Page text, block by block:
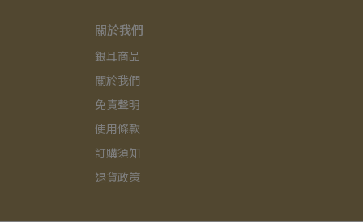
關於我們
銀耳商品
關於我們
免責聲明
使用條款
訂購須知
退貨政策